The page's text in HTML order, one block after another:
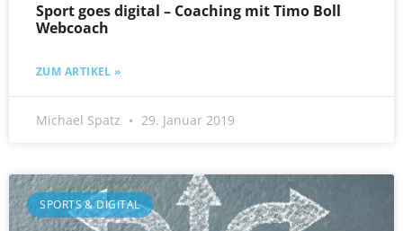
Sport goes digital – Coaching mit Timo Boll
Webcoach
ZUM ARTIKEL »
Michael Spatz 29. Januar 2019
SPORTS & DIGITAL